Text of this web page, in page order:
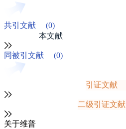
共引文献
(0)
本文献
同被引文献 (0)
引证文献
二级引证文献
关于维普